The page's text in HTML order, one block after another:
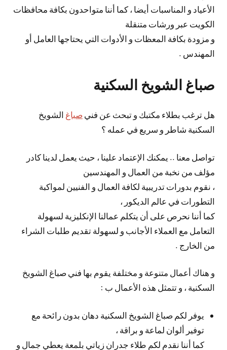
الأعياد و المناسبات أيضا ، كما أننا متواحدون بكافة محافظات
الكويت عبر ورشات متنقلة
و مزودة بكافة المعظات و الأدوات التي يحتاجها العامل أو
المهندس .
صباغ الشويخ السكنية
هل ترغب بطلاء مكتبك و تبحث عن فني صباغ الشويخ
السكنية شاطر و سريع في عمله ؟
تواصل معنا .. يمكنك الإعتماد علينا ، حيث يعمل لدينا كادر
مؤلف من نخبة من العمال و المهندسين
، نقوم بدورات تدريبية لكافة العمال و الفنيين لمواكبة
التطورات في عالم الديكور ،
كما أننا نحرص على أن يتكلم عمالنا الإنكليزية لسهولة
التعامل مع العملاء الأجانب و لسهولة تقديم طلبات الشراء
من الخارج .
و هناك أعمال متنوعة و مختلفة يقوم بها فني صباغ الشويخ
السكنية ، و تتمثل هذه الأعمال ب :
يوفر لكم صباغ الشويخ السكنية دهان بدون رائحة مع
توفير ألوان لماعة و براقة ،
كما أننا نقدم لكم طلاء جدران زياتي بلمعة يعطي جمال و